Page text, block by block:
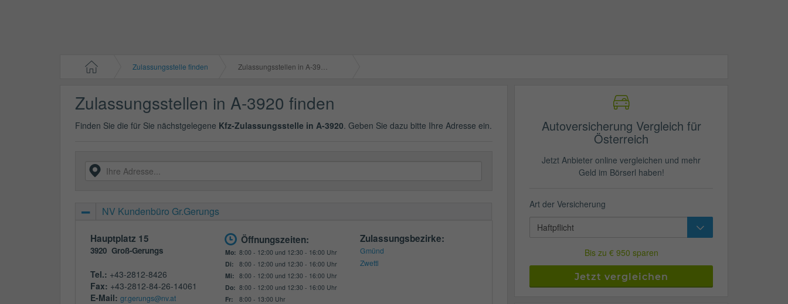
Zulassungsstelle finden Zulassungsstellen in A-3920
Zulassungsstellen in A-3920 finden
Finden Sie die für Sie nächstgelegene Kfz-Zulassungsstelle in A-3920. Geben Sie dazu bitte Ihre Adresse ein.
NV Kundenbüro Gr.Gerungs
Hauptplatz 15
3920 Groß-Gerungs
Tel.: +43-2812-8426
Fax: +43-2812-84-26-14061
E-Mail: gr.gerungs@nv.at
Öffnungszeiten:
Mo: 8:00 - 12:00 und 12:30 - 16:00 Uhr
Di:
8:00 - 12:00 und 12:30 - 16:00 Uhr
Mi: 8:00 - 12:00 und 12:30 - 16:00 Uhr
Do: 8:00 - 12:00 und 12:30 - 16:00 Uhr
Fr:
8:00 - 13:00 Uhr
Zulassungsbezirke:
Gmünd
Zwettl
Autoversicherung Vergleich für
Österreich
Jetzt Anbieter online vergleichen und mehr
Geld im Börserl haben!
Art der Versicherung
Bis zu € 950 sparen
Jetzt vergleichen